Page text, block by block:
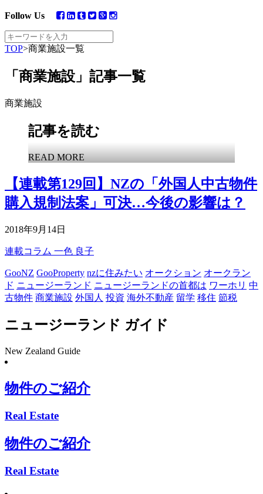
Follow Us
TOP>商業施設一覧
「商業施設」記事一覧
商業施設
記事を読む
READ MORE
【連載第129回】NZの「外国人中古物件
購入規制法案」可決…今後の影響は？
2018年9月14日
連載コラム 一色 良子
GooNZ GooProperty nzに住みたい オークション オークラン
ド ニュージーランド ニュージーランドの首都は ワーホリ 中
古物件 商業施設 外国人 投資 海外不動産 留学 移住 節税
ニュージーランド ガイド
New Zealand Guide
物件のご紹介
Real Estate
物件のご紹介
Real Estate